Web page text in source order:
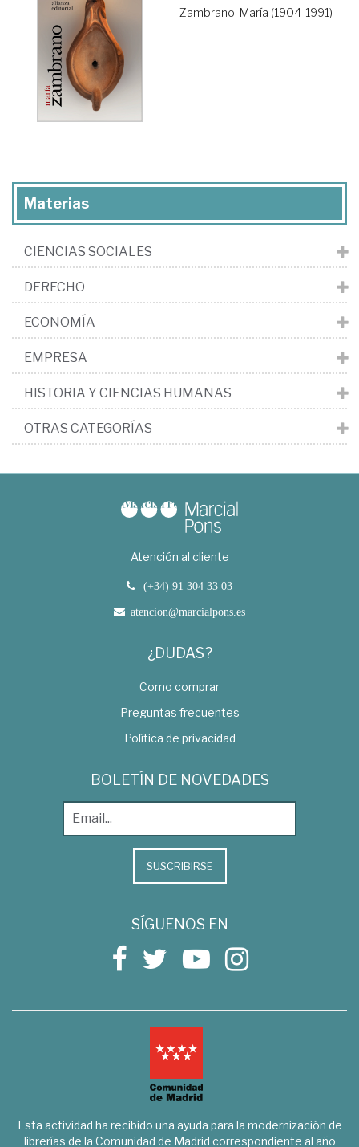
Zambrano, María (1904-1991)
Materias
CIENCIAS SOCIALES
DERECHO
ECONOMÍA
EMPRESA
HISTORIA Y CIENCIAS HUMANAS
OTRAS CATEGORÍAS
Atención al cliente
(+34) 91 304 33 03
atencion@marcialpons.es
¿DUDAS?
Como comprar
Preguntas frecuentes
Política de privacidad
BOLETÍN DE NOVEDADES
SUSCRIBIRSE
SÍGUENOS EN
Esta actividad ha recibido una ayuda para la modernización de
librerías de la Comunidad de Madrid correspondiente al año